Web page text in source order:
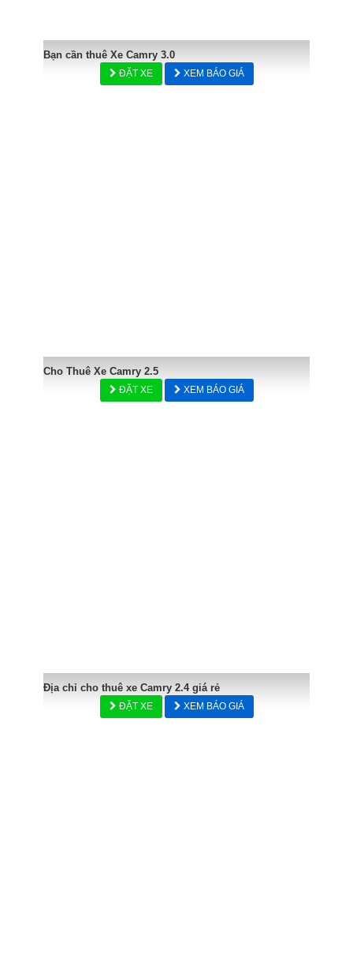
Bạn cần thuê Xe Camry 3.0
ĐẶT XE XEM BÁO GIÁ
Cho Thuê Xe Camry 2.5
ĐẶT XE XEM BÁO GIÁ
Địa chỉ cho thuê xe Camry 2.4 giá rẻ
ĐẶT XE XEM BÁO GIÁ